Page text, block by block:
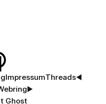
ImpressumThreads◀️
▶️
Ghost